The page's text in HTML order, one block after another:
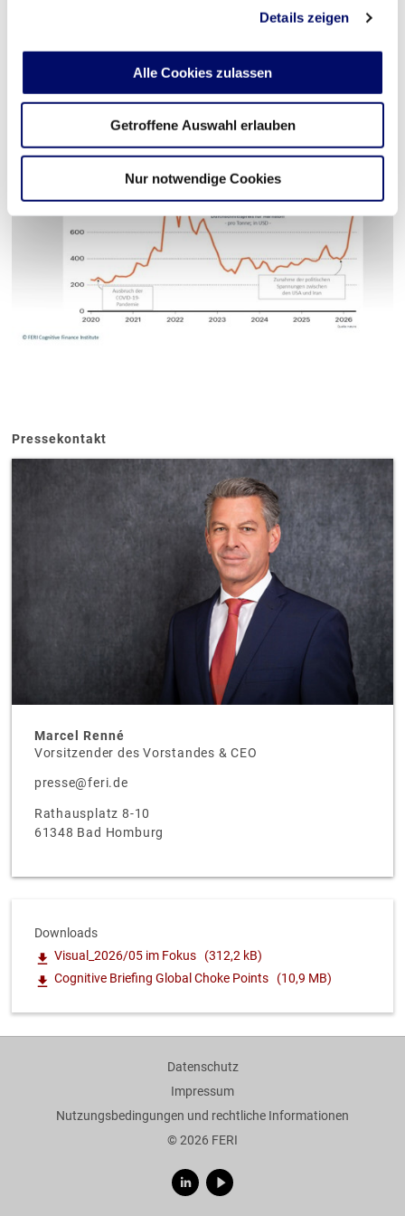
Details zeigen
Alle Cookies zulassen
Getroffene Auswahl erlauben
Nur notwendige Cookies
Bereits 2025 hat das FERI Cognitive Finance Institute vor genau
Hormus gewarnt – im Cognitive Briefing„Global Choke Points –
Maritime Engpässe als unterschätzter Risikofaktor für Weltwirtschaft
und Geopolitik“. Herunterzuladen ist die Analyse über den
Downloadbereich auf dieser Seite.
Pressekontakt
Marcel Renné
Vorsitzender des Vorstandes & CEO
presse@feri.de
Rathausplatz 8-10
61348 Bad Homburg
Downloads
Visual_2026/05 im Fokus
(312,2 kB)
Cognitive Briefing Global Choke Points
(10,9 MB)
Datenschutz
Impressum
Nutzungsbedingungen und rechtliche Informationen
© 2026 FERI